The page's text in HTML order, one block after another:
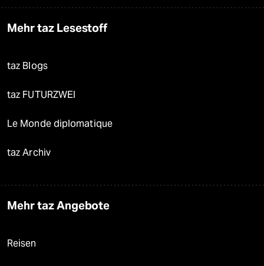
Mehr taz Lesestoff
taz Blogs
taz FUTURZWEI
Le Monde diplomatique
taz Archiv
Mehr taz Angebote
Reisen